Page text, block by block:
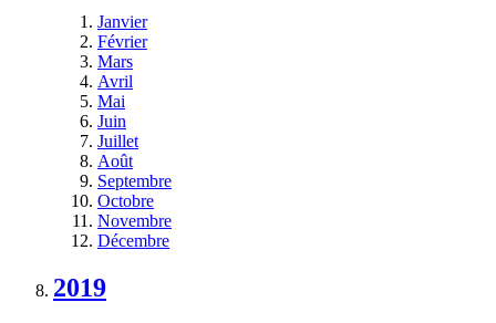
Janvier
Février
Mars
Avril
Mai
Juin
Juillet
Août
Septembre
Octobre
Novembre
Décembre
2019